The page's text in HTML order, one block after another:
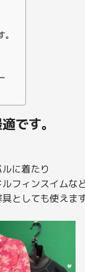
です。
に着たり
フィンスイムな
としても使えま